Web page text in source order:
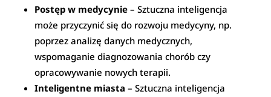
Postęp w medycynie – Sztuczna inteligencja
może przyczynić się do rozwoju medycyny, np.
poprzez analizę danych medycznych,
wspomaganie diagnozowania chorób czy
opracowywanie nowych terapii.
Inteligentne miasta – Sztuczna inteligencja